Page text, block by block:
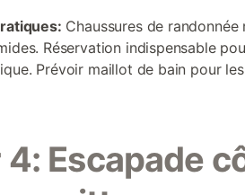
Chaussures de
Réservation indispensable
Prévoir maillot de bain pour
Escapade